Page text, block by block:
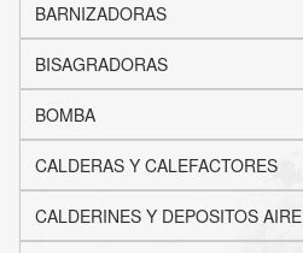
BARNIZADORAS
BISAGRADORAS
BOMBA
CALDERAS Y CALEFACTORES
CALDERINES Y DEPOSITOS AIRE